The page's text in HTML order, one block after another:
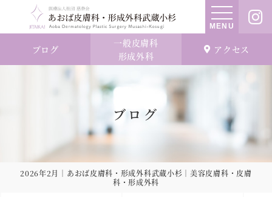
MENU
ブログ
一般皮膚科
形成外科
アクセス
ブログ
2026年2月｜あおば皮膚科・形成外科武蔵小杉｜美容皮膚科・皮膚
科・形成外科